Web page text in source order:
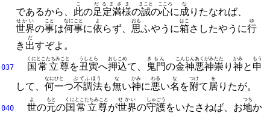
であるから、 此
こ
の足定満様
だるまさま
の誠
まこと
の心
こころ
に 成
な
りたなれば、
世界
せかい
の事
こと
は何事
なにごと
に依
よ
らず、 思
おも
ふやうに箱
はこ
さしたやうに行
ゆ
き 出
だ
すぞよ。
037 国常立尊
くにとこたちみこと
を丑寅
うしとら
へ押
おし
込
こめ
て、 鬼門
きもん
の金神
こんじん
悪神
あくがみ
崇
たた
り神
かみ
と 申
もう
して、 何
なに
一
ひと
つ不調法
ぶてふほう
も無
な
い神
かみ
に悪
わる
い名
な
を附
つけ
て 居
を
りたが。
040 世
よ
の元
もと
の国常立尊
くにとこたちみこと
が世界
せかい
の守護
しゅごう
をいたさねば、 お地
つち
か